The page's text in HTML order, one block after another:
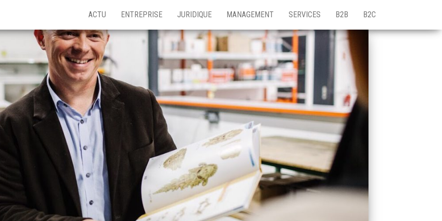
ACTU ENTREPRISE JURIDIQUE MANAGEMENT SERVICES B2B B2C